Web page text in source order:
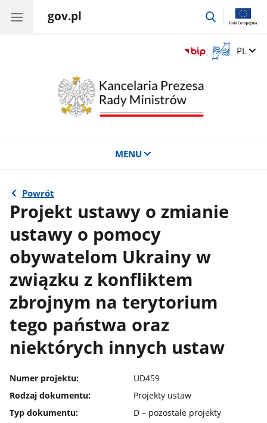
gov.pl
przejdź
Otwórz
okno
Zmień
PL
MENU
Powrót
Projekt ustawy o zmianie
ustawy o pomocy
obywatelom Ukrainy w
związku z konfliktem
zbrojnym na terytorium
tego państwa oraz
niektórych innych ustaw
Numer projektu:
UD459
Rodzaj dokumentu:
Projekty ustaw
Typ dokumentu:
D – pozostałe projekty